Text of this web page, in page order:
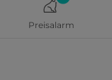
Preisalarm